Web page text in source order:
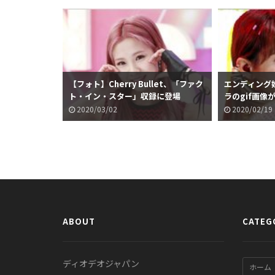
【フォト】Cherry Bullet、「ファク
ト・イン・スター」収録に登場
2020/03/02
エンディン
ラのgif画像
2020/02/19
ABOUT
ディオデオジャパン ホーム